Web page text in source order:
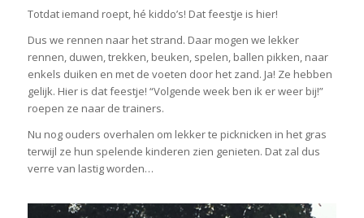
Totdat iemand roept, hé kiddo’s! Dat feestje is hier!
Dus we rennen naar het strand. Daar mogen we lekker
rennen, duwen, trekken, beuken, spelen, ballen pikken, naar
enkels duiken en met de voeten door het zand. Ja! Ze hebben
gelijk. Hier is dat feestje! “Volgende week ben ik er weer bij!”
roepen ze naar de trainers.
Nu nog ouders overhalen om lekker te picknicken in het gras
terwijl ze hun spelende kinderen zien genieten. Dat zal dus
verre van lastig worden…